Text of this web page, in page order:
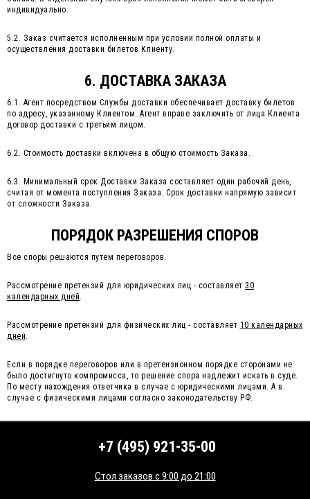
индивидуально.
5.2. Заказ считается исполненным при условии полной оплаты и
осуществления доставки билетов Клиенту.
6. ДОСТАВКА ЗАКАЗА
6.1. Агент посредством Службы доставки обеспечивает доставку билетов
по адресу, указанному Клиентом. Агент вправе заключить от лица Клиента
договор доставки с третьим лицом.
6.2. Стоимость доставки включена в общую стоимость Заказа.
6.3. Минимальный срок Доставки Заказа составляет один рабочий день,
считая от момента поступления Заказа. Срок доставки напрямую зависит
от сложности Заказа.
ПОРЯДОК РАЗРЕШЕНИЯ СПОРОВ
Все споры решаются путем переговоров.
Рассмотрение претензий для юридических лиц - составляет 30
календарных дней.
Рассмотрение претензий для физических лиц - составляет 10 календарных
дней.
Если в порядке переговоров или в претензионном порядке сторонами не
было достигнуто компромисса, то решение спора надлежит искать в суде.
По месту нахождения ответчика в случае с юридическими лицами. А в
случае с физическими лицами согласно законодательству РФ.
+7 (495) 921-35-00
Стол заказов с 9:00 до 21:00